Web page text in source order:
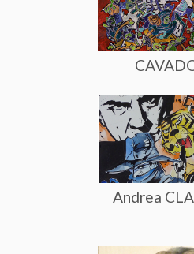
Andrea